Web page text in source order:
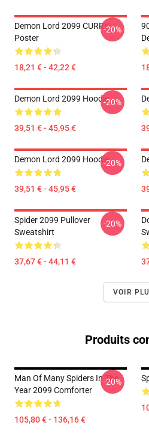
Demon Lord 2099 CURRY
Poster
18,21 € - 42,22 €
-20%
Demon Lord 2099 Hoodie
39,51 € - 45,95 €
-20%
Demon Lord 2099 Hoodie
39,51 € - 45,95 €
-20%
Spider 2099 Pullover
Sweatshirt
37,67 € - 44,11 €
-20%
VOIR
Produits
Man Of Many Spiders In The
Year 2099 Comforter
105,80 € - 136,16 €
-20%